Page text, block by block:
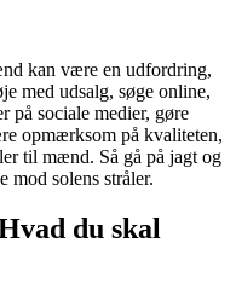
kan være en udfordring,
med udsalg, søge online,
på sociale medier, gøre
opmærksom på kvaliteten,
til mænd. Så gå på jagt og
mod solens stråler.
du skal